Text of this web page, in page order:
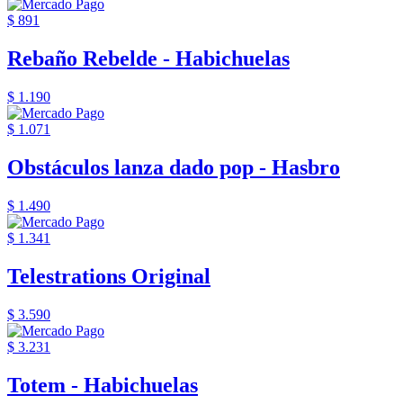
$ 891
Rebaño Rebelde - Habichuelas
$ 1.190
$ 1.071
Obstáculos lanza dado pop - Hasbro
$ 1.490
$ 1.341
Telestrations Original
$ 3.590
$ 3.231
Totem - Habichuelas